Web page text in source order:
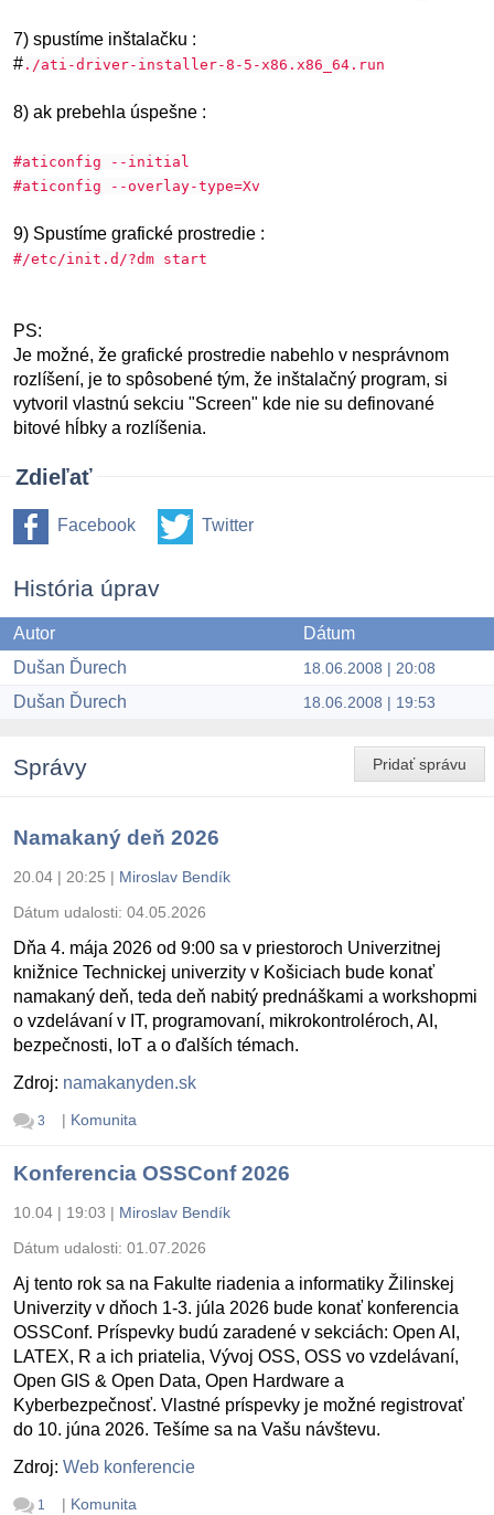
7) spustíme inštalačku :
# ./ati-driver-installer-8-5-x86.x86_64.run
8) ak prebehla úspešne :
#aticonfig --initial
#aticonfig --overlay-type=Xv
9) Spustíme grafické prostredie :
#/etc/init.d/?dm start
PS:
Je možné, že grafické prostredie nabehlo v nesprávnom
rozlíšení, je to spôsobené tým, že inštalačný program, si
vytvoril vlastnú sekciu "Screen" kde nie su definované
bitové hĺbky a rozlíšenia.
Zdieľať
Facebook Twitter
História úprav
Autor
Dátum
Dušan Ďurech
18.06.2008 | 20:08
Dušan Ďurech 18.06.2008 | 19:53
Pridať správu
Správy
Namakaný deň 2026
20.04 | 20:25 | Miroslav Bendík
Dátum udalosti: 04.05.2026
Dňa 4. mája 2026 od 9:00 sa v priestoroch Univerzitnej
knižnice Technickej univerzity v Košiciach bude konať
namakaný deň, teda deň nabitý prednáškami a workshopmi
o vzdelávaní v IT, programovaní, mikrokontroléroch, AI,
bezpečnosti, IoT a o ďalších témach.
Zdroj: namakanyden.sk
3 | Komunita
Konferencia OSSConf 2026
10.04 | 19:03 | Miroslav Bendík
Dátum udalosti: 01.07.2026
Aj tento rok sa na Fakulte riadenia a informatiky Žilinskej
Univerzity v dňoch 1-3. júla 2026 bude konať konferencia
OSSConf. Príspevky budú zaradené v sekciách: Open AI,
LATEX, R a ich priatelia, Vývoj OSS, OSS vo vzdelávaní,
Open GIS & Open Data, Open Hardware a
Kyberbezpečnosť. Vlastné príspevky je možné registrovať
do 10. júna 2026. Tešíme sa na Vašu návštevu.
Zdroj: Web konferencie
1 | Komunita